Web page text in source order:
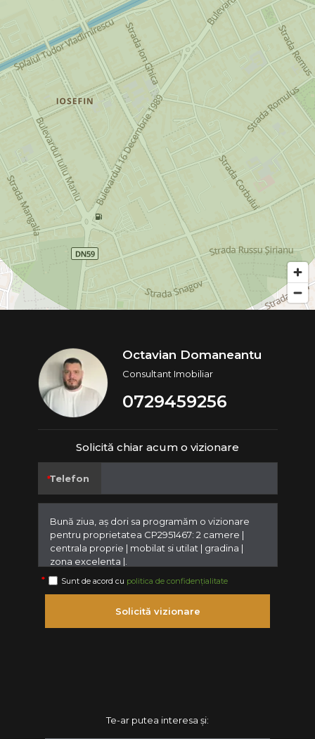
Octavian Domaneantu
Consultant Imobiliar
0729459256
Solicită chiar acum o vizionare
Telefon
Sunt de acord cu politica de confidențialitate
Solicită vizionare
Te-ar putea interesa și: